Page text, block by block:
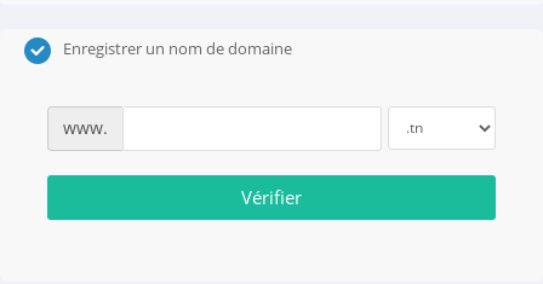
Enregistrer un nom de domaine
www.
Vérifier